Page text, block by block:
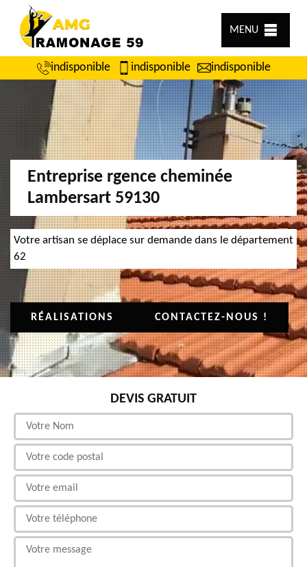
MENU
indisponible indisponible indisponible
Entreprise rgence cheminée
Lambersart 59130
Votre artisan se déplace sur demande dans le département
62
RÉALISATIONS CONTACTEZ-NOUS !
DEVIS GRATUIT